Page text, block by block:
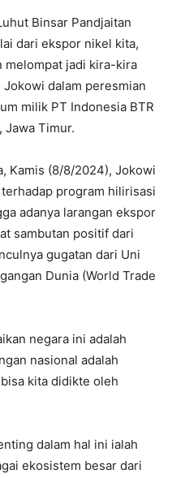
Binsar Pandjaitan
dari ekspor nikel kita,
jadi kira-kira
dalam peresmian
milik PT Indonesia BTR
Jawa Timur.
Kamis (8/8/2024), Jokowi
program hilirisasi
adanya larangan ekspor
sambutan positif dari
gugatan dari Uni
Dunia (World Trade
negara ini adalah
nasional adalah
kita didikte oleh
dalam hal ini ialah
ekosistem besar dari